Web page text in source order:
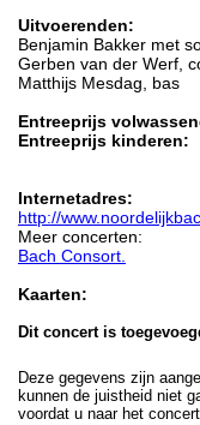
Uitvoerenden:
Benjamin Bakker met
Gerben van der Werf,
Matthijs Mesdag, bas
Entreeprijs
Entreeprijs kinderen:
Internetadres:
http://
Meer concerten:
Bach Consort.
Kaarten:
Dit concert is
Deze gegevens zijn
kunnen de juistheid niet
voordat u naar het